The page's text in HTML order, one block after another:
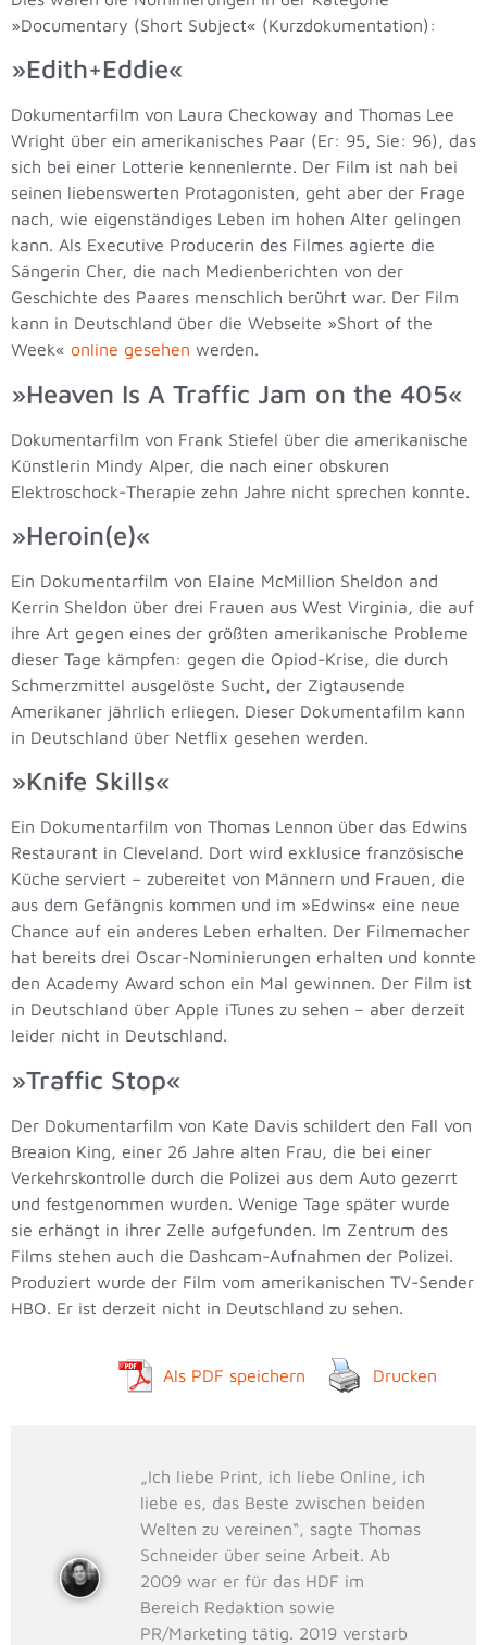
»Documentary (Short Subject« (Kurzdokumentation):
»Edith+Eddie«
Dokumentarfilm von Laura Checkoway and Thomas Lee
Wright über ein amerikanisches Paar (Er: 95, Sie: 96), das
sich bei einer Lotterie kennenlernte. Der Film ist nah bei
seinen liebenswerten Protagonisten, geht aber der Frage
nach, wie eigenständiges Leben im hohen Alter gelingen
kann. Als Executive Producerin des Filmes agierte die
Sängerin Cher, die nach Medienberichten von der
Geschichte des Paares menschlich berührt war. Der Film
kann in Deutschland über die Webseite »Short of the
Week« online gesehen werden.
»Heaven Is A Traffic Jam on the 405«
Dokumentarfilm von Frank Stiefel über die amerikanische
Künstlerin Mindy Alper, die nach einer obskuren
Elektroschock-Therapie zehn Jahre nicht sprechen konnte.
»Heroin(e)«
Ein Dokumentarfilm von Elaine McMillion Sheldon and
Kerrin Sheldon über drei Frauen aus West Virginia, die auf
ihre Art gegen eines der größten amerikanische Probleme
dieser Tage kämpfen: gegen die Opiod-Krise, die durch
Schmerzmittel ausgelöste Sucht, der Zigtausende
Amerikaner jährlich erliegen. Dieser Dokumentafilm kann
in Deutschland über Netflix gesehen werden.
»Knife Skills«
Ein Dokumentarfilm von Thomas Lennon über das Edwins
Restaurant in Cleveland. Dort wird exklusice französische
Küche serviert – zubereitet von Männern und Frauen, die
aus dem Gefängnis kommen und im »Edwins« eine neue
Chance auf ein anderes Leben erhalten. Der Filmemacher
hat bereits drei Oscar-Nominierungen erhalten und konnte
den Academy Award schon ein Mal gewinnen. Der Film ist
in Deutschland über Apple iTunes zu sehen – aber derzeit
leider nicht in Deutschland.
»Traffic Stop«
Der Dokumentarfilm von Kate Davis schildert den Fall von
Breaion King, einer 26 Jahre alten Frau, die bei einer
Verkehrskontrolle durch die Polizei aus dem Auto gezerrt
und festgenommen wurden. Wenige Tage später wurde
sie erhängt in ihrer Zelle aufgefunden. Im Zentrum des
Films stehen auch die Dashcam-Aufnahmen der Polizei.
Produziert wurde der Film vom amerikanischen TV-Sender
HBO. Er ist derzeit nicht in Deutschland zu sehen.
Als PDF speichern Drucken
„Ich liebe Print, ich liebe Online, ich
liebe es, das Beste zwischen beiden
Welten zu vereinen“, sagte Thomas
Schneider über seine Arbeit. Ab
2009 war er für das HDF im
Bereich Redaktion sowie
PR/Marketing tätig. 2019 verstarb